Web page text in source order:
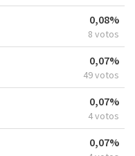
0,08%
8 votos
0,07%
49 votos
0,07%
4 votos
0,07%